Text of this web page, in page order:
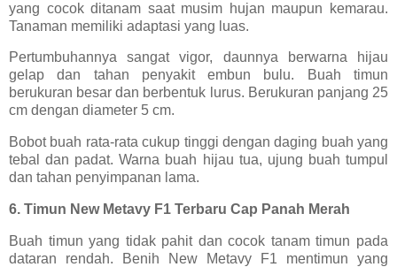
yang cocok ditanam saat musim hujan maupun kemarau.
Tanaman memiliki adaptasi yang luas.
Pertumbuhannya sangat vigor, daunnya berwarna hijau
gelap dan tahan penyakit embun bulu. Buah timun
berukuran besar dan berbentuk lurus. Berukuran panjang 25
cm dengan diameter 5 cm.
Bobot buah rata-rata cukup tinggi dengan daging buah yang
tebal dan padat. Warna buah hijau tua, ujung buah tumpul
dan tahan penyimpanan lama.
6. Timun New Metavy F1 Terbaru Cap Panah Merah
Buah timun yang tidak pahit dan cocok tanam timun pada
dataran rendah. Benih New Metavy F1 mentimun yang